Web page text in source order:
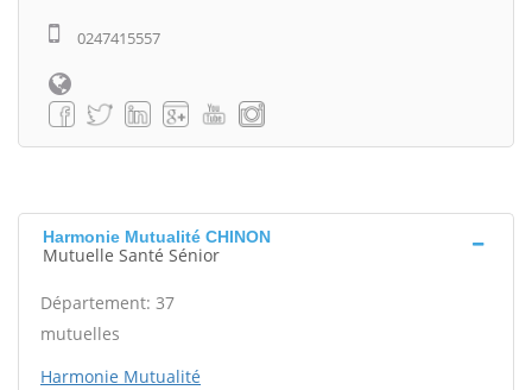
0247415557
Harmonie Mutualité CHINON
Mutuelle Santé Sénior
Département: 37
mutuelles
Harmonie Mutualité